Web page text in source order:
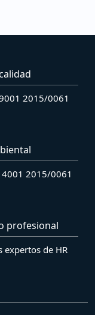
2015/0061
2015/0061
profesional
expertos de HR